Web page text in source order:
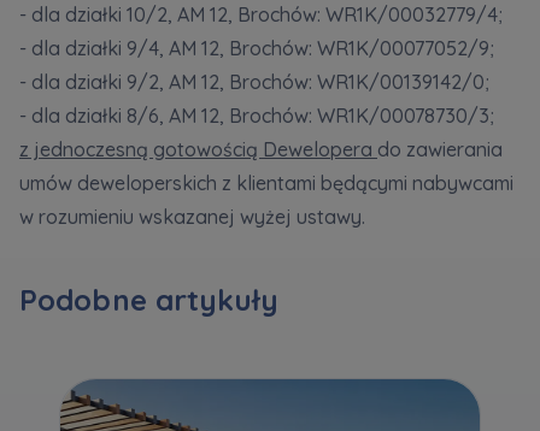
- dla działki 10/2, AM 12, Brochów: WR1K/00032779/4;
- dla działki 9/4, AM 12, Brochów: WR1K/00077052/9;
- dla działki 9/2, AM 12, Brochów: WR1K/00139142/0;
- dla działki 8/6, AM 12, Brochów: WR1K/00078730/3;
z jednoczesną gotowością Dewelopera do zawierania
umów deweloperskich z klientami będącymi nabywcami
w rozumieniu wskazanej wyżej ustawy.
Podobne artykuły
notyfikacje@murapol.pl
Skontaktuj się z nami